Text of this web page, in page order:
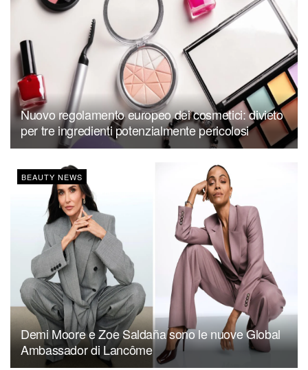
Nuovo regolamento europeo dei cosmetici: divieto
per tre ingredienti potenzialmente pericolosi
BEAUTY NEWS
Demi Moore e Zoe Saldaña sono le nuove Global
Ambassador di Lancôme